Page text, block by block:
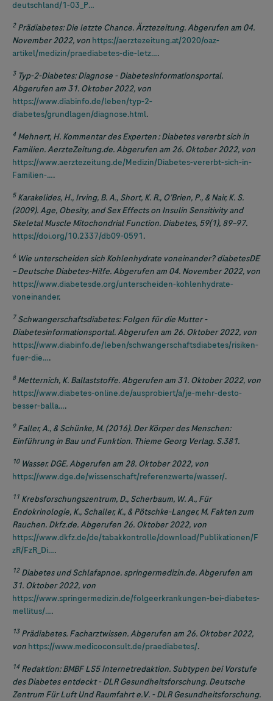
deutschland/1-03_P…
2Prädiabetes: Die letzte Chance. Ärztezeitung. Abgerufen am 04.
November 2022, von https://aerztezeitung.at/2020/oaz-
artikel/medizin/praediabetes-die-letz….
3Typ-2-Diabetes: Diagnose - Diabetesinformationsportal.
Abgerufen am 31. Oktober 2022, von
https://www.diabinfo.de/leben/typ-2-
diabetes/grundlagen/diagnose.html.
4 Mehnert, H. Kommentar des Experten : Diabetes vererbt sich in
Familien. AerzteZeitung.de. Abgerufen am 26. Oktober 2022, von
https://www.aerztezeitung.de/Medizin/Diabetes-vererbt-sich-in-
Familien-….
5Karakelides, H., Irving, B. A., Short, K. R., O’Brien, P., & Nair, K. S.
(2009). Age, Obesity, and Sex Effects on Insulin Sensitivity and
Skeletal Muscle Mitochondrial Function. Diabetes, 59(1), 89–97.
https://doi.org/10.2337/db09-0591.
6 Wie unterscheiden sich Kohlenhydrate voneinander? diabetesDE
– Deutsche Diabetes-Hilfe. Abgerufen am 04. November 2022, von
https://www.diabetesde.org/unterscheiden-kohlenhydrate-
voneinander.
7Schwangerschaftsdiabetes: Folgen für die Mutter -
Diabetesinformationsportal. Abgerufen am 26. Oktober 2022, von
https://www.diabinfo.de/leben/schwangerschaftsdiabetes/risiken-
fuer-die….
8Metternich, K. Ballaststoffe. Abgerufen am 31. Oktober 2022, von
https://www.diabetes-online.de/ausprobiert/a/je-mehr-desto-
besser-balla….
9Faller, A., & Schünke, M. (2016). Der Körper des Menschen:
Einführung in Bau und Funktion. Thieme Georg Verlag. S.381.
10Wasser. DGE. Abgerufen am 28. Oktober 2022, von
https://www.dge.de/wissenschaft/referenzwerte/wasser/.
11 Krebsforschungszentrum, D., Scherbaum, W. A., Für
Endokrinologie, K., Schaller, K., & Pötschke-Langer, M. Fakten zum
Rauchen. Dkfz.de. Abgerufen 26. Oktober 2022, von
https://www.dkfz.de/de/tabakkontrolle/download/Publikationen/F
zR/FzR_Di….
12Diabetes und Schlafapnoe. springermedizin.de. Abgerufen am
31. Oktober 2022, von
https://www.springermedizin.de/folgeerkrankungen-bei-diabetes-
mellitus/….
13Prädiabetes. Facharztwissen. Abgerufen am 26. Oktober 2022,
von https://www.medicoconsult.de/praediabetes/.
14 Redaktion: BMBF LS5 Internetredaktion. Subtypen bei Vorstufe
des Diabetes entdeckt - DLR Gesundheitsforschung. Deutsche
Zentrum Für Luft Und Raumfahrt e.V. - DLR Gesundheitsforschung.